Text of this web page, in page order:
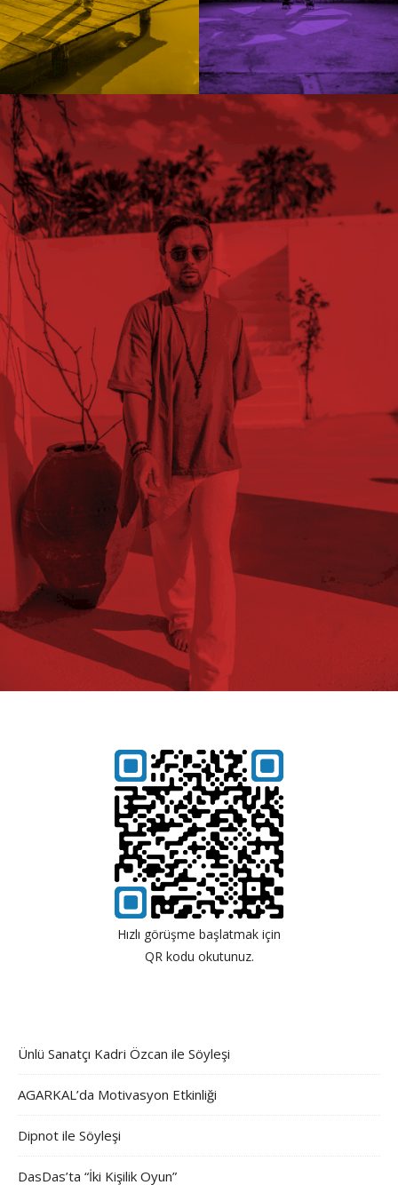
Hızlı görüşme başlatmak için
QR kodu okutunuz.
Ünlü Sanatçı Kadri Özcan ile Söyleşi
AGARKAL’da Motivasyon Etkinliği
Dipnot ile Söyleşi
DasDas’ta “İki Kişilik Oyun”